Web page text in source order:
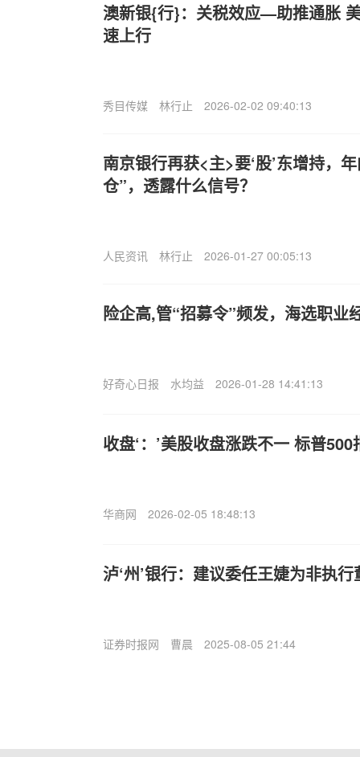
澳新银{行}：关税效应—助推通胀
速上行
秀目传媒 林行止 2026-02-02 09:40:13
南京银行再获<主>要‘股’东增持，
仓”，透露什么信号？
人民资讯 林行止 2026-01-27 00:05:13
险企高,管“招募令”频发，海选职业
好奇心日报 水均益 2026-01-28 14:41:13
收盘‘：’美股收盘涨跌不一 标普
华商网 2026-02-05 18:48:13
泸‘州’银行：建议委任王婕为非执行
证券时报网 曹晨 2025-08-05 21:44